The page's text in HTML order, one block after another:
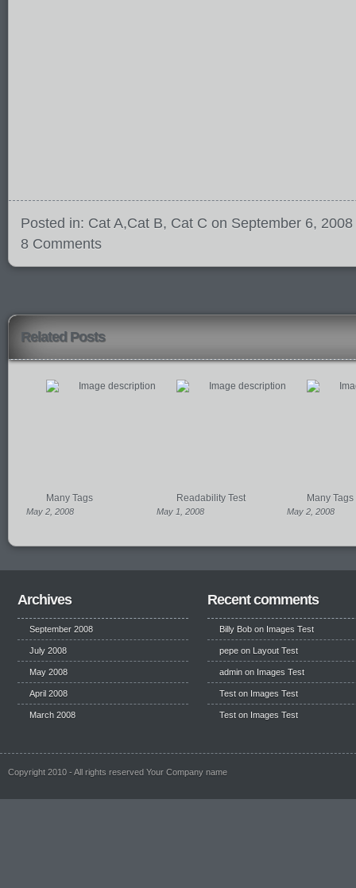
Posted in: Cat A,Cat B, Cat C on September 6, 2008
8 Comments
Related Posts
Many Tags
May 2, 2008
Readability Test
May 1, 2008
Many Tags
May 2, 2008
Archives
September 2008
July 2008
May 2008
April 2008
March 2008
Recent comments
Billy Bob on Images Test
pepe on Layout Test
admin on Images Test
Test on Images Test
Test on Images Test
Copyright 2010 - All rights reserved Your Company name